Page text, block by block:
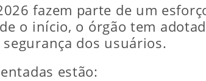
fazem parte de um
o início, o órgão tem
dos usuários.
estão: